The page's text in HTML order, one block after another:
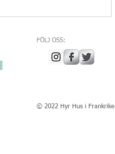
FÖLJ OSS:
© 2022 Hyr Hus i Frankrike